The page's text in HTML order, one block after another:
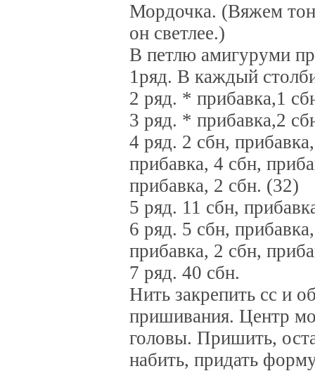
Мордочка. (Вяжем
он светлее.)
В петлю амигуруми
1ряд. В каждый
2 ряд. * прибавка,1
3 ряд. * прибавка,2
4 ряд. 2 сбн,
прибавка, 4 сбн,
прибавка, 2 сбн. (32)
5 ряд. 11 сбн,
6 ряд. 5 сбн,
прибавка, 2 сбн,
7 ряд. 40 сбн.
Нить закрепить сс и
пришивания. Центр
головы. Пришить,
набить, придать